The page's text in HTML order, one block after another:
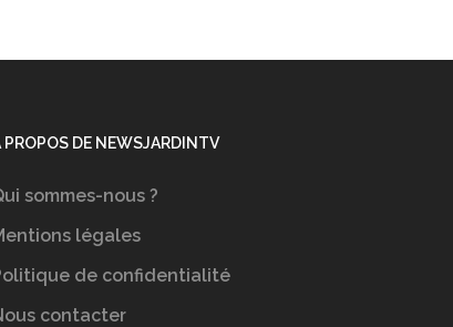
PROPOS DE NEWSJARDINTV
sommes-nous ?
légales
de confidentialité
contacter